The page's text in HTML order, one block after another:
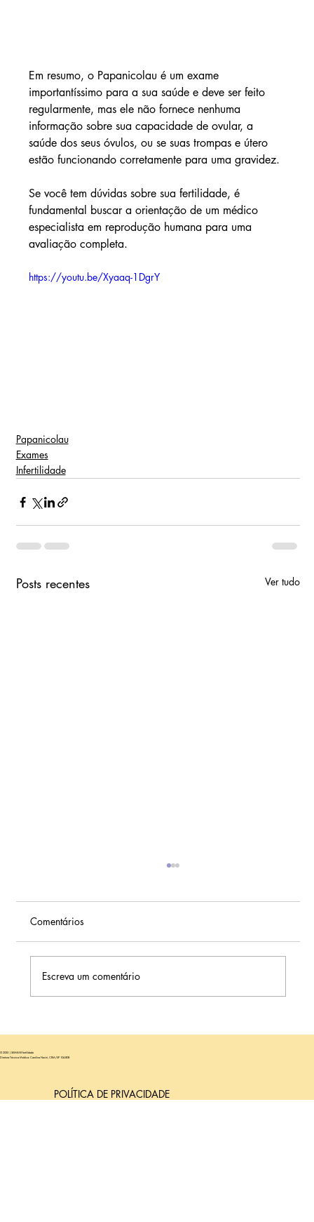
Em resumo, o Papanicolau é um exame
importantíssimo para a sua saúde e deve ser feito
regularmente, mas ele não fornece nenhuma
informação sobre sua capacidade de ovular, a
saúde dos seus óvulos, ou se suas trompas e útero
estão funcionando corretamente para uma gravidez.
Se você tem dúvidas sobre sua fertilidade, é
fundamental buscar a orientação de um médico
especialista em reprodução humana para uma
avaliação completa.
https://youtu.be/Xyaaq-1DgrY
Papanicolau
Exames
Infertilidade
Posts recentes Ver tudo
Comentários
Escreva um comentário
© 2025 | SEMEAR fertilidade
Diretora Técnica Médica: Carolina Nastri, CRM/SP 104.808
POLÍTICA DE PRIVACIDADE